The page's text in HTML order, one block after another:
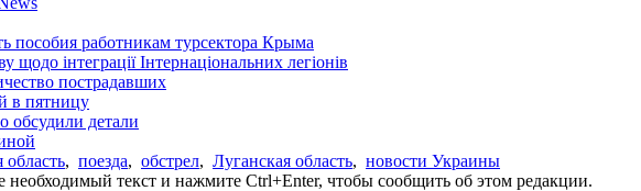
пособия работникам турсектора Крыма
інтеграції Інтернаціональних легіонів
пострадавших
в пятницу
обсудили детали
область, поезда, обстрел, Луганская область, новости Украины
текст и нажмите Ctrl+Enter, чтобы сообщить об этом редакции.